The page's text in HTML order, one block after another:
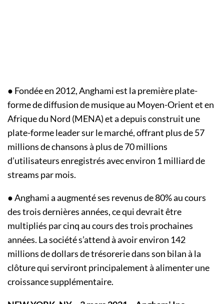
● Fondée en 2012, Anghami est la première plate-
forme de diffusion de musique au Moyen-Orient et en
Afrique du Nord (MENA) et a depuis construit une
plate-forme leader sur le marché, offrant plus de 57
millions de chansons à plus de 70 millions
d’utilisateurs enregistrés avec environ 1 milliard de
streams par mois.
● Anghami a augmenté ses revenus de 80% au cours
des trois dernières années, ce qui devrait être
multipliés par cinq au cours des trois prochaines
années. La société s’attend à avoir environ 142
millions de dollars de trésorerie dans son bilan à la
clôture qui serviront principalement à alimenter une
croissance supplémentaire.